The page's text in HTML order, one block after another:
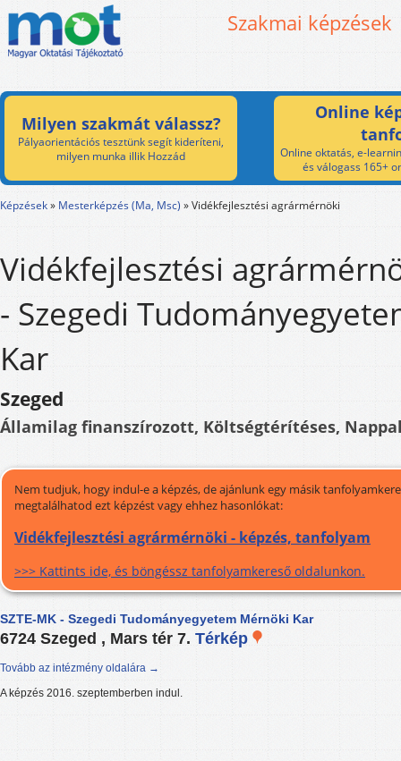
Szakmai képzések
Milyen szakmát válassz?
Pályaorientációs tesztünk segít kideríteni,
milyen munka illik Hozzád
Online
Online oktatás, e-
és válogass 165+
Képzések» Mesterképzés (Ma, Msc) »Vidékfejlesztési agrármérnöki
Vidékfejlesztési
- Szegedi
Kar
Szeged
Államilag finanszírozott, Költségtérítéses,
Nem tudjuk, hogy indul-e a képzés, de ajánlunk egy másik
megtalálhatod ezt képzést vagy ehhez hasonlókat:
Vidékfejlesztési agrármérnöki - képzés, tanfolyam
>>> Kattints ide, és böngéssz tanfolyamkereső oldalunkon.
SZTE-MK - Szegedi Tudományegyetem Mérnöki Kar
6724 Szeged , Mars tér 7. Térkép
Tovább az intézmény oldalára →
A képzés 2016. szeptemberben indul.